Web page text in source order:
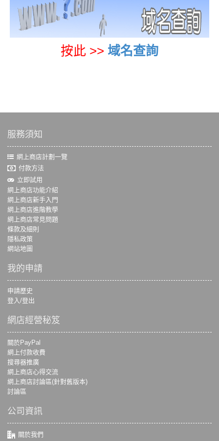
按此 >> 域名查詢
服務須知
網上商店計劃一覽
付款方法
立即試用
網上商店功能介紹
網上商店新手入門
網上商店進階教學
網上商店常見問題
條款及細則
隱私政策
網站地圖
我的申請
申請歷史
登入/登出
網店經營秘笈
關於PayPal
網上付款收費
搜尋器推廣
網上商店心得交流
網上商店討論區(針對舊版本)
討論區
公司資訊
關於我們